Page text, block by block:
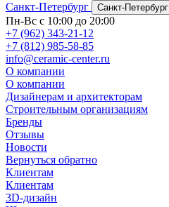
Санкт-Петербург
Санкт-Петербург
Пн-Вс с 10:00 до 20:00
+7 (962) 343-21-12
+7 (812) 985-58-85
info@ceramic-center.ru
О компании
О компании
Дизайнерам и архитекторам
Строительным организациям
Бренды
Отзывы
Новости
Вернуться обратно
Клиентам
Клиентам
3D-дизайн